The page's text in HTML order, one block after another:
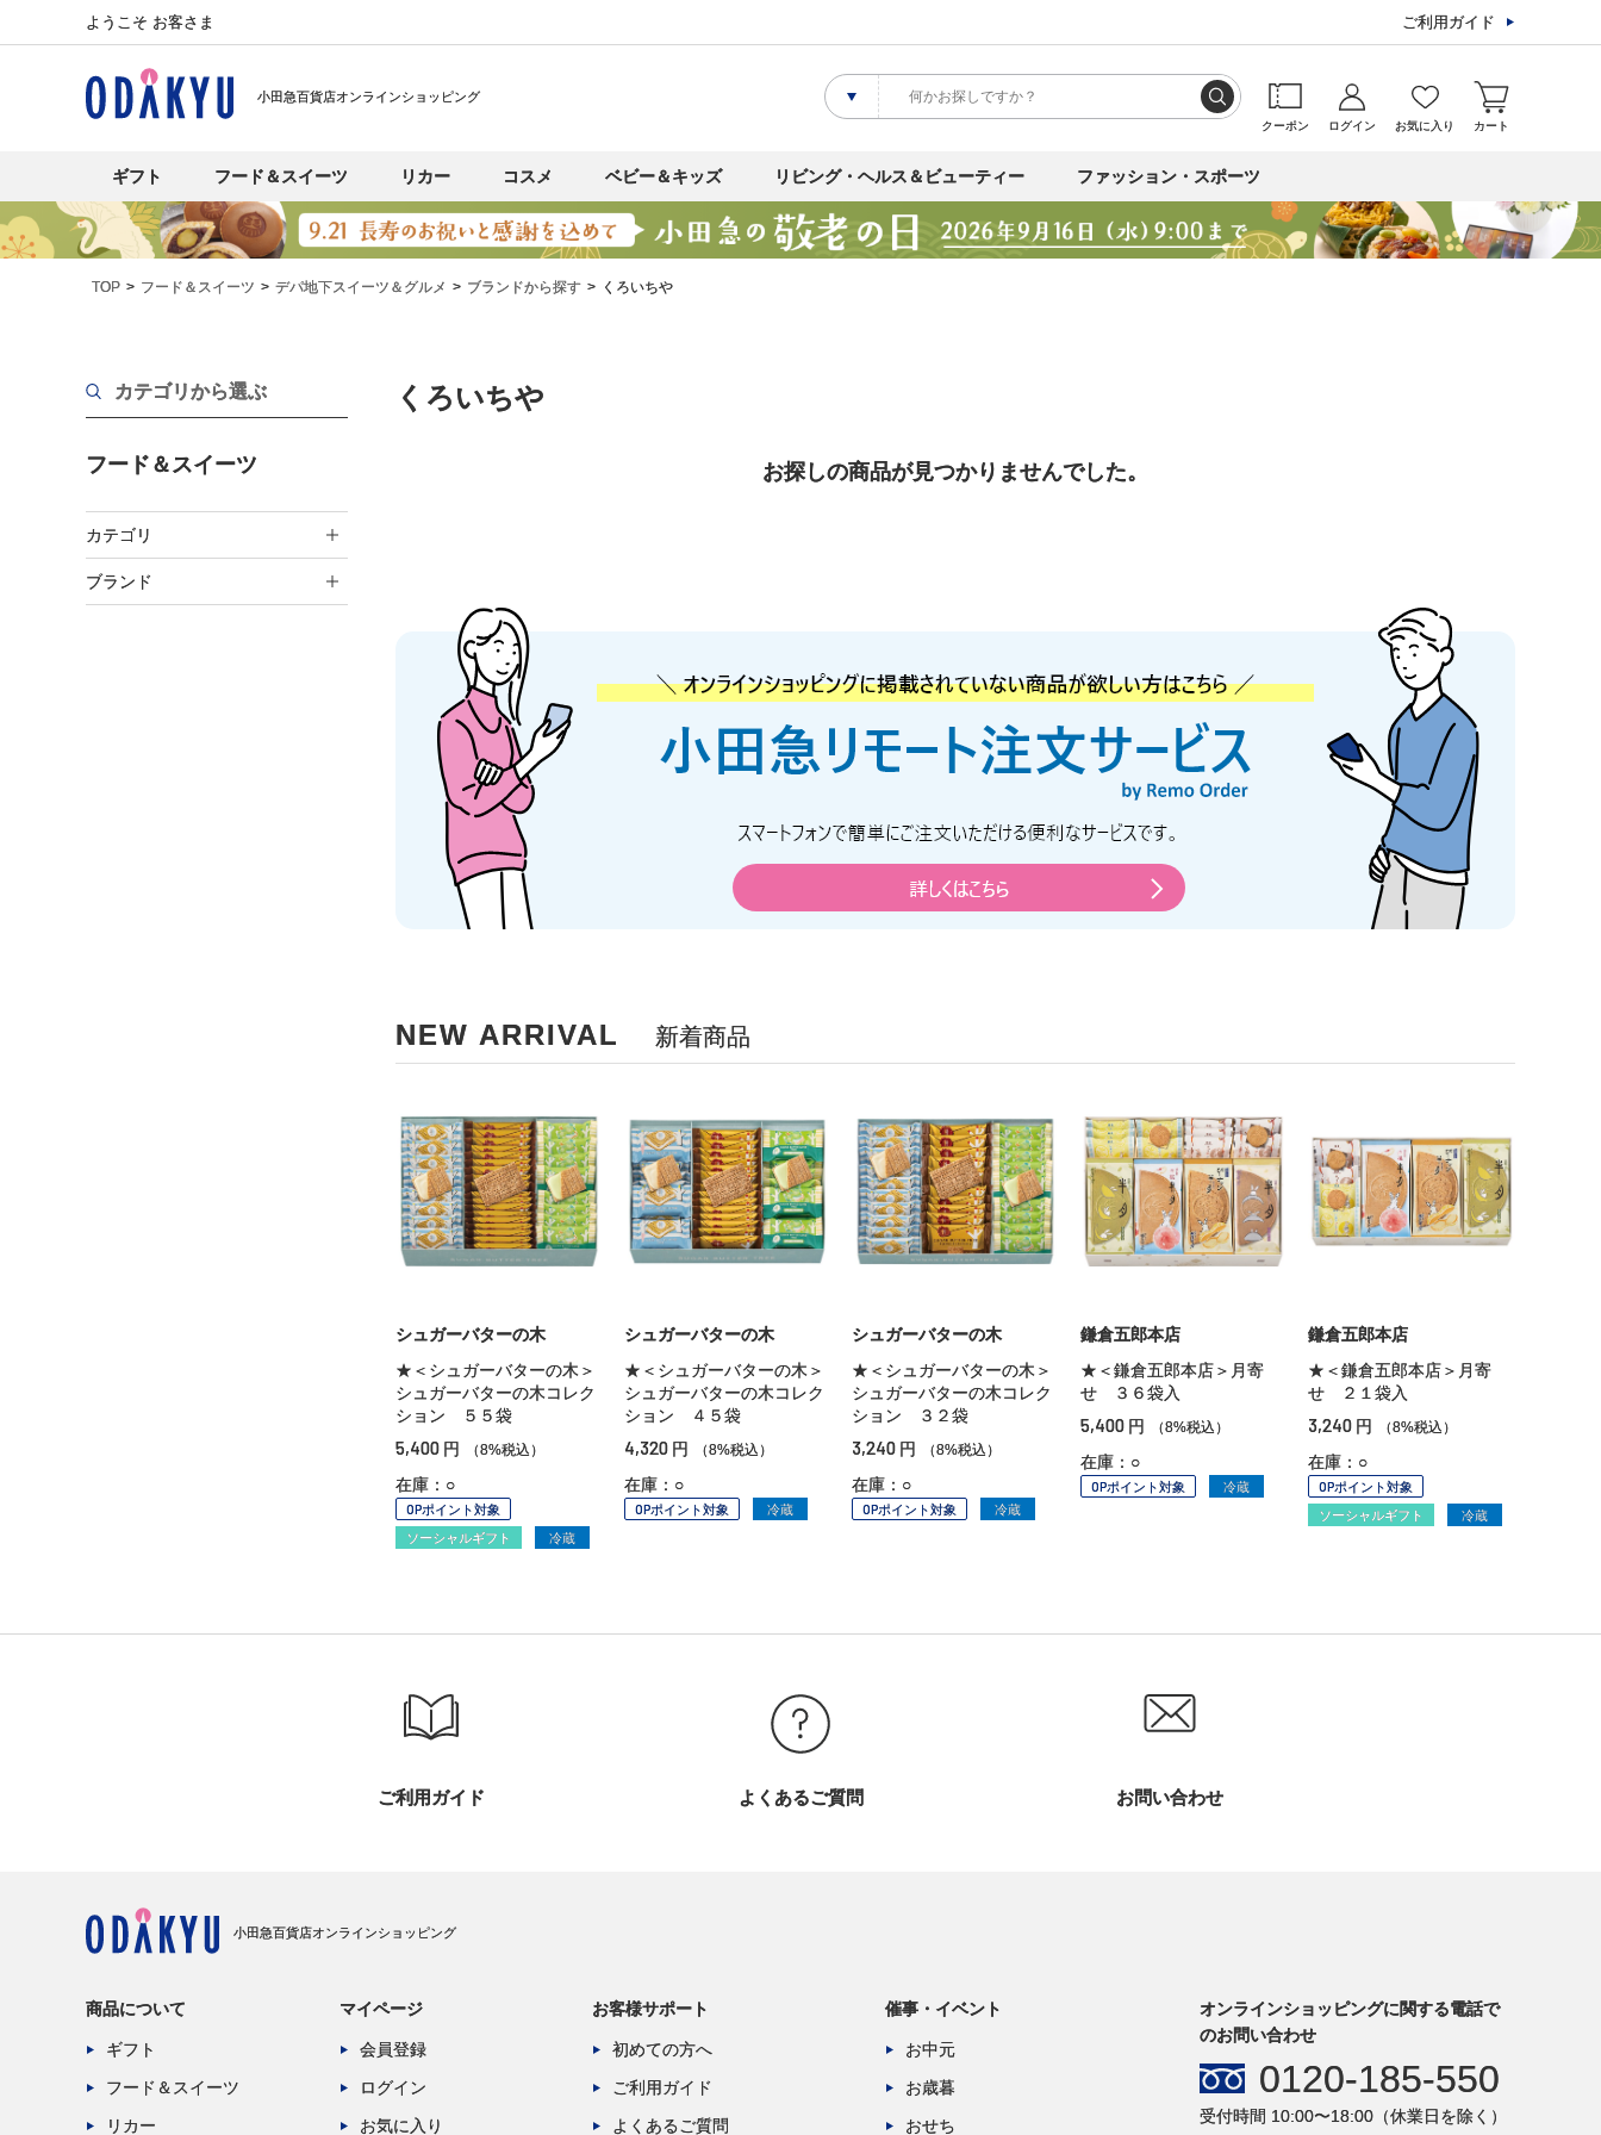
ようこそ お客さま ご利用ガイド
小田急百貨店オンラインショッピング
クーポン ログイン お気に入り カート
ギフト フード＆スイーツ リカー コスメ ベビー＆キッズ リビング・ヘルス＆ビューティー ファッション・スポーツ
TOP フード＆スイーツ デパ地下スイーツ＆グルメ ブランドから探す くろいちや
カテゴリから選ぶ
フード＆スイーツ
カテゴリ
ブランド
くろいちや
お探しの商品が見つかりませんでした。
NEW ARRIVAL 新着商品
シュガーバターの木
★＜シュガーバターの木＞
シュガーバターの木コレク
ション ５５袋
5,400 円 （8%税込）
在庫：○
OPポイント対象
ソーシャルギフト
冷蔵
シュガーバターの木
★＜シュガーバターの木＞
シュガーバターの木コレク
ション ４５袋
4,320 円 （8%税込）
在庫：○
OPポイント対象 冷蔵
シュガーバターの木
★＜シュガーバターの木＞
シュガーバターの木コレク
ション ３２袋
3,240 円 （8%税込）
在庫：○
OPポイント対象 冷蔵
鎌倉五郎本店
★＜鎌倉五郎本店＞月寄
せ ３６袋入
5,400 円 （8%税込）
在庫：○
OPポイント対象 冷蔵
鎌倉五郎本店
★＜鎌倉五郎本店＞月寄
せ ２１袋入
3,240 円 （8%税込）
在庫：○
OPポイント対象
ソーシャルギフト
冷蔵
ご利用ガイド よくあるご質問 お問い合わせ
小田急百貨店オンラインショッピング
商品について
ギフト
フード＆スイーツ
リカー
マイページ
会員登録
ログイン
お気に入り
お客様サポート
初めての方へ
ご利用ガイド
よくあるご質問
催事・イベント
お中元
お歳暮
おせち
オンラインショッピングに関する電話で
のお問い合わせ
0120-185-550
受付時間 10:00〜18:00（休業日を除く）